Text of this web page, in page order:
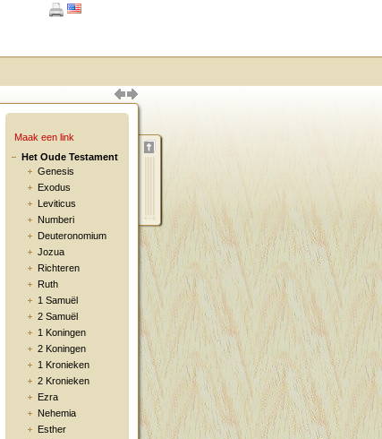
Maak een link
Het Oude Testament
Genesis
Exodus
Leviticus
Numberi
Deuteronomium
Jozua
Richteren
Ruth
1 Samuël
2 Samuël
1 Koningen
2 Koningen
1 Kronieken
2 Kronieken
Ezra
Nehemia
Esther